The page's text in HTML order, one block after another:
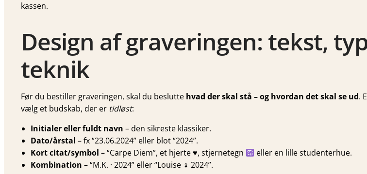
kassen.
Design af graveringen: tekst,
teknik
Før du bestiller graveringen, skal du beslutte hvad der skal stå – og hvordan det skal se ud.
vælg et budskab, der er tidløst:
Initialer eller fuldt navn – den sikreste klassiker.
Dato/årstal – fx “23.06.2024” eller blot “2024”.
Kort citat/symbol – “Carpe Diem”, et hjerte ♥, stjernetegn
eller en lille studenterhue.
Kombination – “M.K. · 2024” eller “Louise ♀ 2024”.